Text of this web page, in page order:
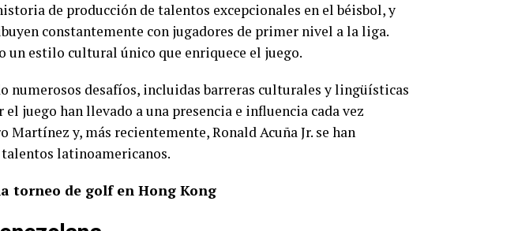
de producción de talentos excepcionales en el béisbol, y
constantemente con jugadores de primer nivel a la liga.
un estilo cultural único que enriquece el juego.
desafíos, incluidas barreras culturales y lingüísticas
juego han llevado a una presencia e influencia cada vez
Martínez y, más recientemente, Ronald Acuña Jr. se han
latinoamericanos.
torneo de golf en Hong Kong